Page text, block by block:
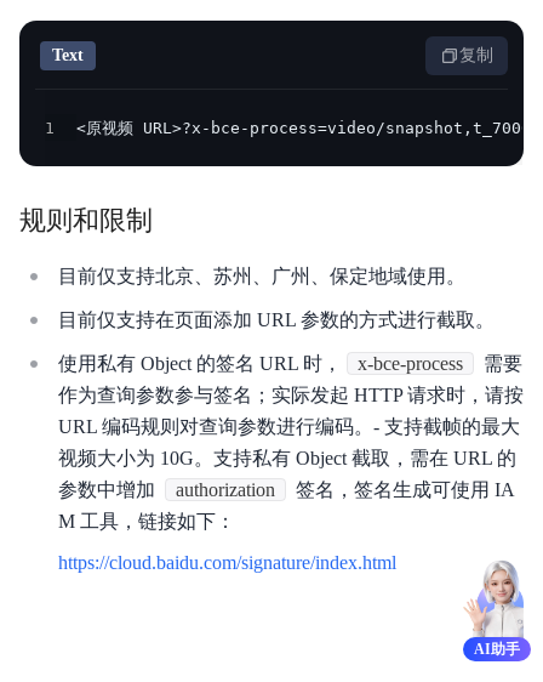
Text 复制
1 <原视频 URL>?x-bce-process=video/
规则和限制
目前仅支持北京、苏州、广州、保定地域使用。
目前仅支持在页面添加 URL 参数的方式进行截取。
使用私有 Object 的签名 URL 时， x-bce-process
需要
作为查询参数参与签名；实际发起 HTTP 请求时，请按
URL 编码规则对查询参数进行编码。- 支持截帧的最大
视频大小为 10G。支持私有 Object 截取，需在 URL 的
参数中增加
authorization
签名，签名生成可使用 IA
M 工具，链接如下：
https://cloud.baidu.com/signature/index.html
AI助手